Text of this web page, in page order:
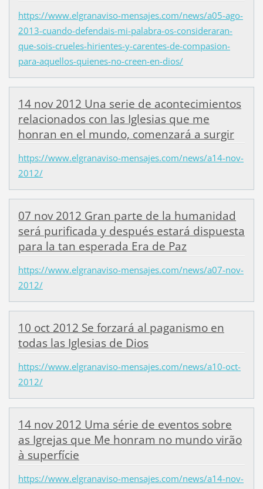
https://www.elgranaviso-mensajes.com/news/a05-ago-
2013-cuando-defendais-mi-palabra-os-consideraran-
que-sois-crueles-hirientes-y-carentes-de-compasion-
para-aquellos-quienes-no-creen-en-dios/
14 nov 2012 Una serie de acontecimientos
relacionados con las Iglesias que me
honran en el mundo, comenzará a surgir
https://www.elgranaviso-mensajes.com/news/a14-nov-
2012/
07 nov 2012 Gran parte de la humanidad
será purificada y después estará dispuesta
para la tan esperada Era de Paz
https://www.elgranaviso-mensajes.com/news/a07-nov-
2012/
10 oct 2012 Se forzará al paganismo en
todas las Iglesias de Dios
https://www.elgranaviso-mensajes.com/news/a10-oct-
2012/
14 nov 2012 Uma série de eventos sobre
as Igrejas que Me honram no mundo virão
à superfície
https://www.elgranaviso-mensajes.com/news/a14-nov-